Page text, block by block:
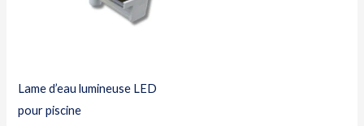
Lame d’eau lumineuse LED
pour piscine